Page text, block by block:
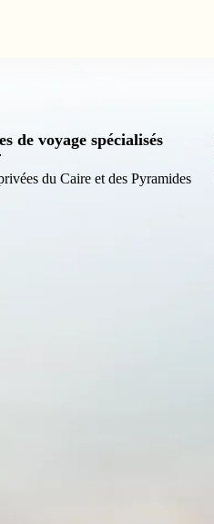
de voyage spécialisés
du Caire et des Pyramides